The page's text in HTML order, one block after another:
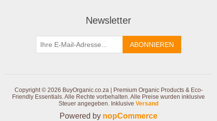
Newsletter
ABONNIEREN
Copyright © 2026 BuyOrganic.co.za | Premium Organic Products & Eco-
Friendly Essentials. Alle Rechte vorbehalten. Alle Preise wurden inklusive
Steuer angegeben. Inklusive Versand
Powered by nopCommerce